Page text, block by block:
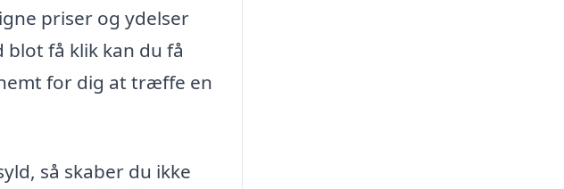
priser og ydelser
få klik kan du få
for dig at træffe en
så skaber du ikke